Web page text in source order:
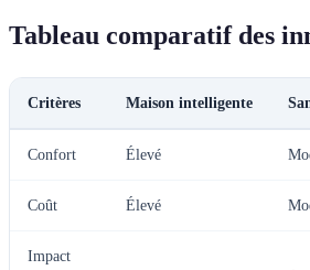
Tableau comparatif des
Critères Maison intelligente
Confort Élevé
Coût Élevé
Impact